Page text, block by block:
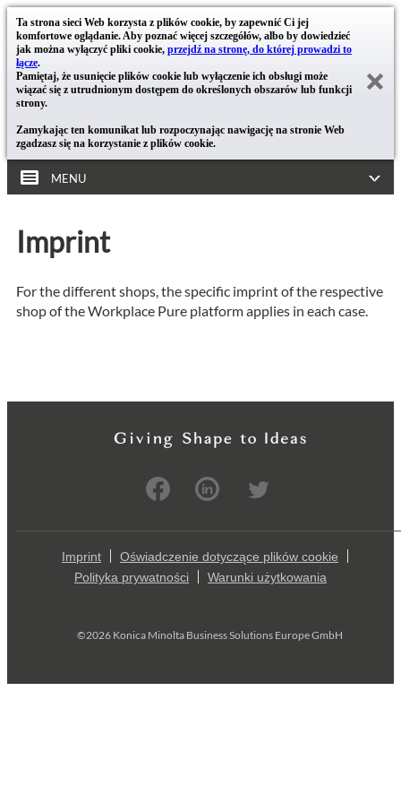
Ta strona sieci Web korzysta z plików cookie, by zapewnić Ci jej
komfortowe oglądanie. Aby poznać więcej szczegółów, albo by dowiedzieć
jak można wyłączyć pliki cookie, przejdź na stronę, do której prowadzi to
łącze.
Pamiętaj, że usunięcie plików cookie lub wyłączenie ich obsługi może
wiązać się z utrudnionym dostępem do określonych obszarów lub funkcji
strony.
Zamykając ten komunikat lub rozpoczynając nawigację na stronie Web
zgadzasz się na korzystanie z plików cookie.
MENU
Imprint
For the different shops, the specific imprint of the respective
shop of the Workplace Pure platform applies in each case.
Imprint
Oświadczenie dotyczące plików cookie
Polityka prywatności
Warunki użytkowania
©2026 Konica Minolta Business Solutions Europe GmbH